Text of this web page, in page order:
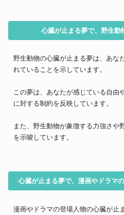
心臓が止まる夢で、野生動
野生動物の心臓が止まる夢は、あな
れていることを示しています。
この夢は、あなたが感じている自由
に対する制約を反映しています。
また、野生動物が象徴する力強さや
を示唆しています。
心臓が止まる夢で、漫画やドラマ
漫画やドラマの登場人物の心臓が止